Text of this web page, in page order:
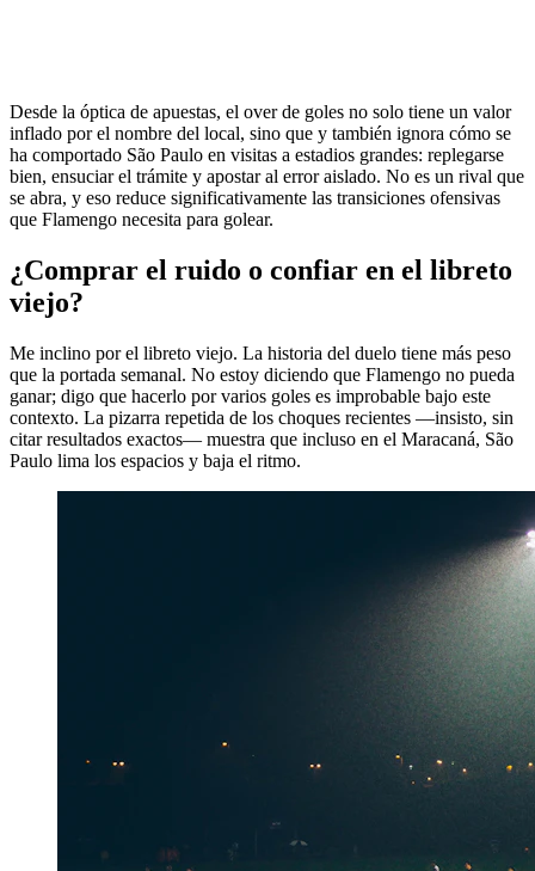
Desde la óptica de apuestas, el over de goles no solo tiene un valor
inflado por el nombre del local, sino que y también ignora cómo se
ha comportado São Paulo en visitas a estadios grandes: replegarse
bien, ensuciar el trámite y apostar al error aislado. No es un rival que
se abra, y eso reduce significativamente las transiciones ofensivas
que Flamengo necesita para golear.
¿Comprar el ruido o confiar en el libreto
viejo?
Me inclino por el libreto viejo. La historia del duelo tiene más peso
que la portada semanal. No estoy diciendo que Flamengo no pueda
ganar; digo que hacerlo por varios goles es improbable bajo este
contexto. La pizarra repetida de los choques recientes —insisto, sin
citar resultados exactos— muestra que incluso en el Maracaná, São
Paulo lima los espacios y baja el ritmo.